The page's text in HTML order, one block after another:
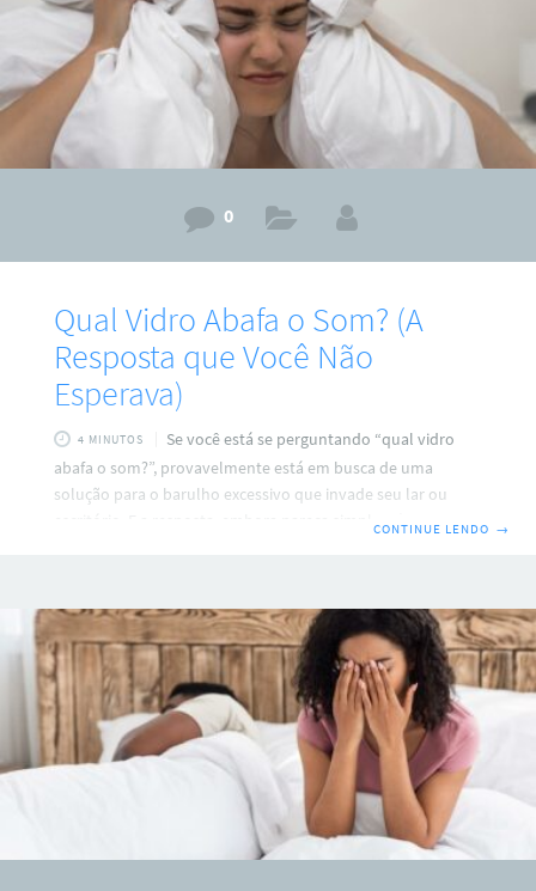
propriedades acústicas do seu
0
Qual Vidro Abafa o Som? (A
Resposta que Você Não
Esperava)
4 MINUTOS
Se você está se perguntando “qual vidro
abafa o som?”, provavelmente está em busca de uma
solução para o barulho excessivo que invade seu lar ou
escritório. E a resposta, embora pareça simples, é mais
bem planejado, que leve em consideração as características
e a intensidade do ruído, o tipo de ambiente e
CONTINUE LENDO →